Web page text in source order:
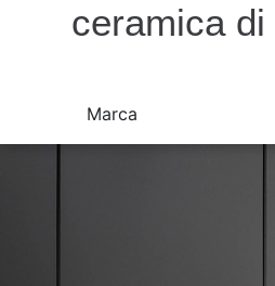
ceramica di
Marca